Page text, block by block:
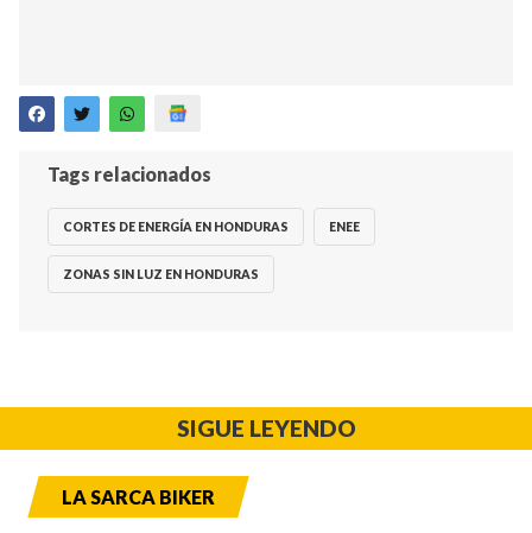
Tags relacionados
CORTES DE ENERGÍA EN HONDURAS ENEE
ZONAS SIN LUZ EN HONDURAS
SIGUE LEYENDO
LA SARCA BIKER